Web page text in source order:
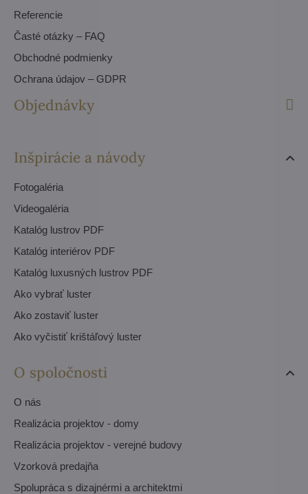
Referencie
Časté otázky – FAQ
Obchodné podmienky
Ochrana údajov – GDPR
Objednávky
Inšpirácie a návody
Fotogaléria
Videogaléria
Katalóg lustrov PDF
Katalóg interiérov PDF
Katalóg luxusných lustrov PDF
Ako vybrať luster
Ako zostaviť luster
Ako vyčistiť krištáľový luster
O spoločnosti
O nás
Realizácia projektov - domy
Realizácia projektov - verejné budovy
Vzorková predajňa
Spolupráca s dizajnérmi a architektmi